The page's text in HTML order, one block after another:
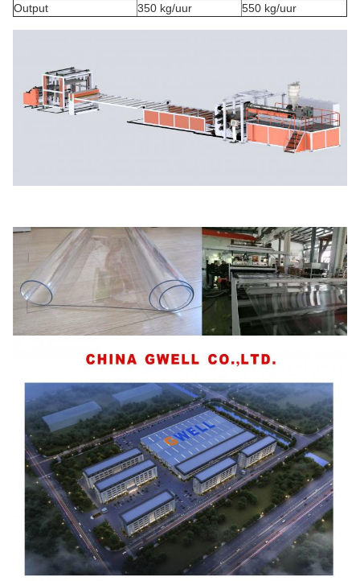
Output
350 kg/uur 550 kg/uur